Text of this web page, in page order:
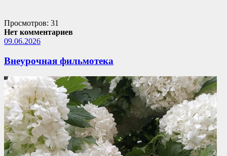
Просмотров: 31
Нет комментариев
09.06.2026
Внеурочная фильмотека